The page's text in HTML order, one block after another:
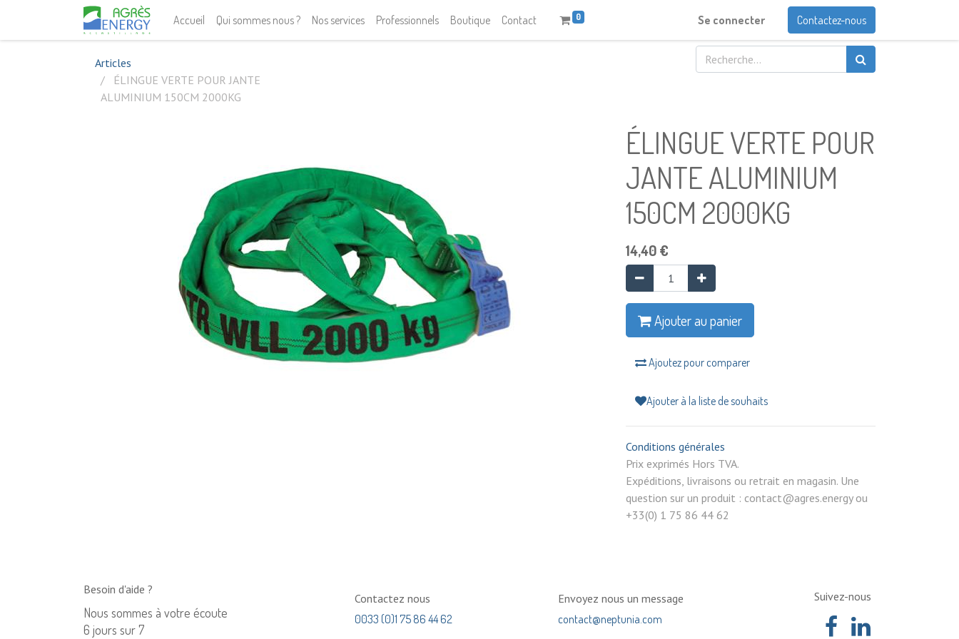
Accueil Qui sommes nous ? Nos services Professionnels Boutique Contact 0 Se connecter Contactez-nous
Articles
ÉLINGUE VERTE POUR JANTE
ALUMINIUM 150CM 2000KG
ÉLINGUE VERTE POUR
JANTE ALUMINIUM
150CM 2000KG
14,40€
Ajouter au panier
Ajoutez pour comparer
Ajouter à la liste de souhaits
Conditions générales
Prix exprimés Hors TVA.
Expéditions, livraisons ou retrait en magasin. Une
question sur un produit : contact@agres.energy ou
+33(0) 1 75 86 44 62
Besoin d'aide ?
Nous sommes à votre écoute
6 jours sur 7
Contactez nous
0033 (0)1 75 86 44 62
Envoyez nous un message
contact@neptunia.com
Suivez-nous